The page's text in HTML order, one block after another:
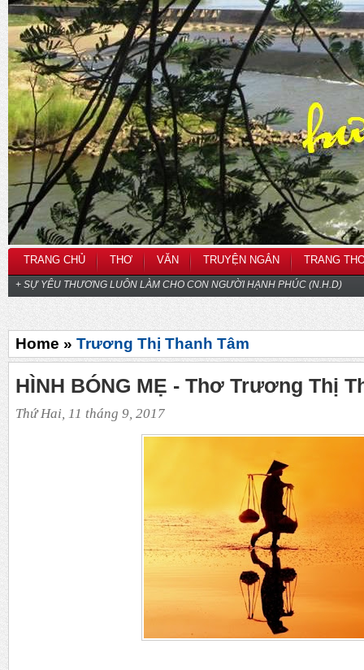
TRANG CHỦ THƠ VĂN TRUYỆN NGẮN TRANG
+ SỰ YÊU THƯƠNG LUÔN LÀM CHO CON NGƯỜI HẠNH PHÚC (N.H.D)
Home » Trương Thị Thanh Tâm
HÌNH BÓNG MẸ - Thơ Trương Thị
Thứ Hai, 11 tháng 9, 2017